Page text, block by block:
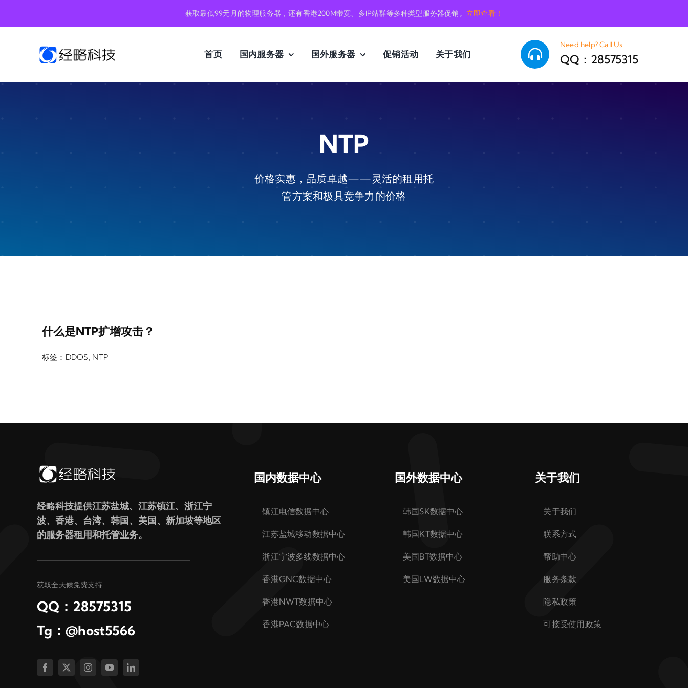
获取最低99元月的物理服务器，还有香港200M带宽、多IP站群等多种类型服务器促销。 立即查看！
首页 国内服务器 国外服务器 促销活动 关于我们
Need help? Call Us
QQ：28575315
NTP
价格实惠，品质卓越——灵活的租用托
管方案和极具竞争力的价格
什么是NTP扩增攻击？
标签： DDOS, NTP
经略科技提供江苏盐城、江苏镇江、浙江宁
波、香港、台湾、韩国、美国、新加坡等地区
的服务器租用和托管业务。
获取全天候免费支持
QQ：28575315
Tg：@host5566
国内数据中心
镇江电信数据中心
江苏盐城移动数据中心
浙江宁波多线数据中心
香港GNC数据中心
香港NWT数据中心
香港PAC数据中心
国外数据中心
韩国SK数据中心
韩国KT数据中心
美国BT数据中心
美国LW数据中心
关于我们
关于我们
联系方式
帮助中心
服务条款
隐私政策
可接受使用政策